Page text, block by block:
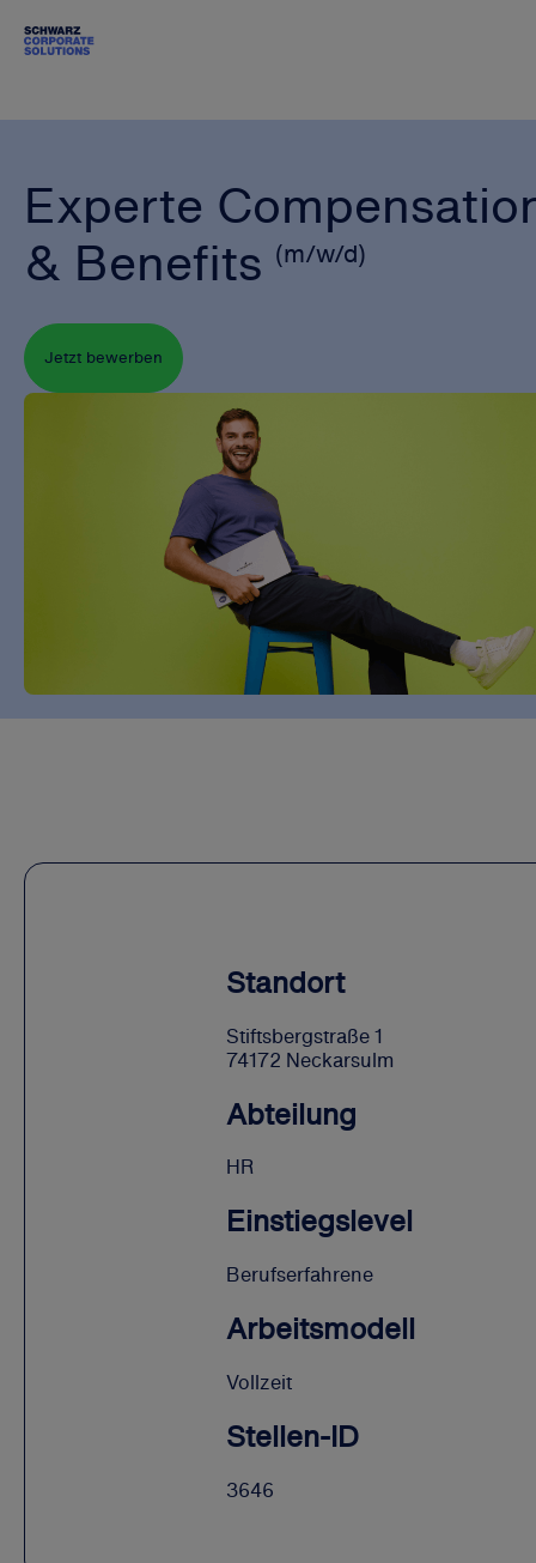
Experte
& Benefits (m/w/d)
Jetzt bewerben
Standort
Stiftsbergstraße 1
74172 Neckarsulm
Abteilung
HR
Einstiegslevel
Berufserfahrene
Arbeitsmodell
Vollzeit
Stellen-ID
3646